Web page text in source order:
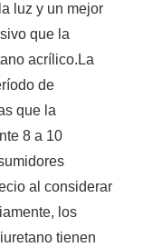
luz y un mejor
que la
acrílico.La
de
que la
8 a 10
al considerar
los
tienen